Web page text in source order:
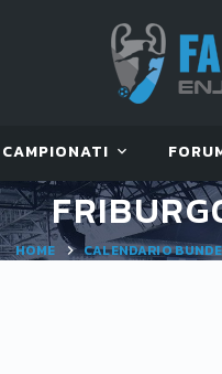
CAMPIONATI
HOME CALENDARIO